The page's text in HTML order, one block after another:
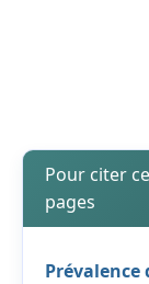
Pour citer
pages
Prévalence